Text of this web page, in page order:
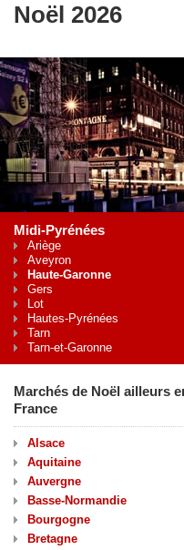
Noël 2026
Midi-Pyrénées
Ariège
Aveyron
Haute-Garonne
Gers
Lot
Hautes-Pyrénées
Tarn
Tarn-et-Garonne
Marchés de Noël ailleurs
France
Alsace
Aquitaine
Auvergne
Basse-Normandie
Bourgogne
Bretagne